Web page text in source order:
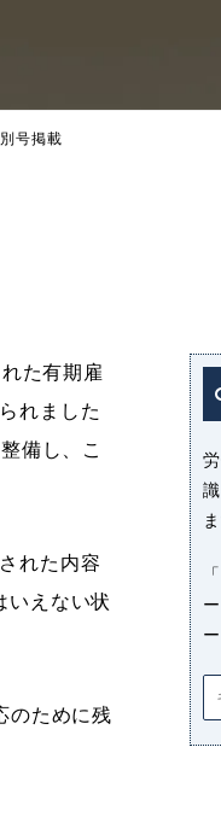
号掲載
た有期雇
れました
備し、こ
れた内容
いえない状
のために残